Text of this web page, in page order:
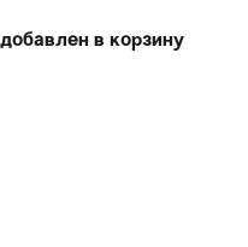
в корзину